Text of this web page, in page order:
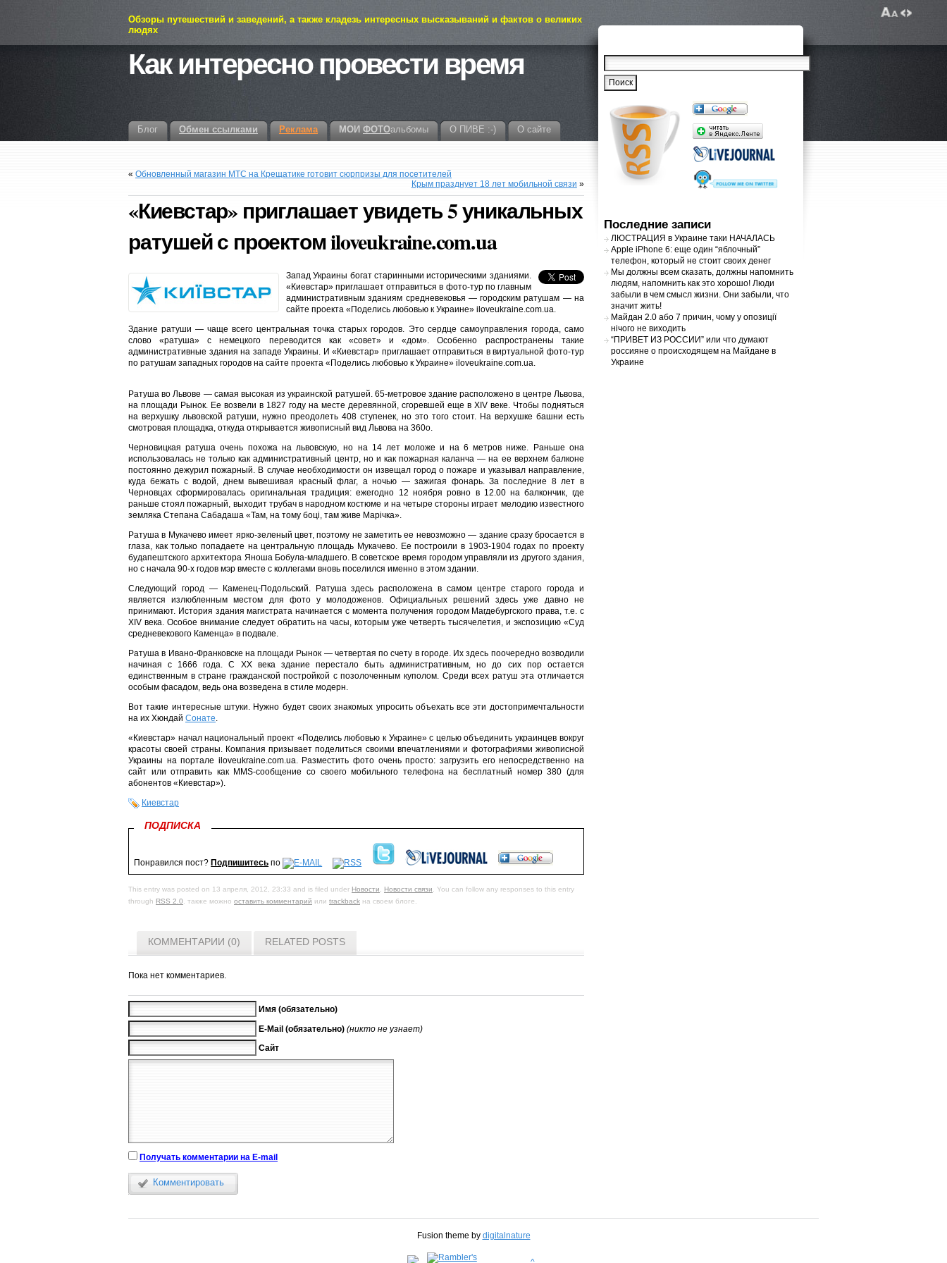
Обзоры путешествий и заведений, а также кладезь интересных высказываний и фактов о великих
людях
Как интересно провести время
Блог Обмен ссылками Реклама МОИ ФОТОальбомы О ПИВЕ :-) О сайте
« Обновленный магазин МТС на Крещатике готовит сюрпризы для посетителей
Крым празднует 18 лет мобильной связи »
«Киевстар» приглашает увидеть 5 уникальных
ратушей с проектом iloveukraine.com.ua
Запад Украины богат старинными историческими зданиями.
«Киевстар» приглашает отправиться в фото-тур по главным
административным зданиям средневековья — городским ратушам — на
сайте проекта «Поделись любовью к Украине» iloveukraine.com.ua.
Здание ратуши — чаще всего центральная точка старых городов. Это сердце самоуправления города, само
слово «ратуша» с немецкого переводится как «совет» и «дом». Особенно распространены такие
административные здания на западе Украины. И «Киевстар» приглашает отправиться в виртуальной фото-тур
по ратушам западных городов на сайте проекта «Поделись любовью к Украине» iloveukraine.com.ua.
Ратуша во Львове — самая высокая из украинской ратушей. 65-метровое здание расположено в центре Львова,
на площади Рынок. Ее возвели в 1827 году на месте деревянной, сгоревшей еще в XIV веке. Чтобы подняться
на верхушку львовской ратуши, нужно преодолеть 408 ступенек, но это того стоит. На верхушке башни есть
смотровая площадка, откуда открывается живописный вид Львова на 360о.
Черновицкая ратуша очень похожа на львовскую, но на 14 лет моложе и на 6 метров ниже. Раньше она
использовалась не только как административный центр, но и как пожарная каланча — на ее верхнем балконе
постоянно дежурил пожарный. В случае необходимости он извещал город о пожаре и указывал направление,
куда бежать с водой, днем вывешивая красный флаг, а ночью — зажигая фонарь. За последние 8 лет в
Черновцах сформировалась оригинальная традиция: ежегодно 12 ноября ровно в 12.00 на балкончик, где
раньше стоял пожарный, выходит трубач в народном костюме и на четыре стороны играет мелодию известного
земляка Степана Сабадаша «Там, на тому боці, там живе Марічка».
Ратуша в Мукачево имеет ярко-зеленый цвет, поэтому не заметить ее невозможно — здание сразу бросается в
глаза, как только попадаете на центральную площадь Мукачево. Ее построили в 1903-1904 годах по проекту
будапештского архитектора Яноша Бобула-младшего. В советское время городом управляли из другого здания,
но с начала 90-х годов мэр вместе с коллегами вновь поселился именно в этом здании.
Следующий город — Каменец-Подольский. Ратуша здесь расположена в самом центре старого города и
является излюбленным местом для фото у молодоженов. Официальных решений здесь уже давно не
принимают. История здания магистрата начинается с момента получения городом Магдебургского права, т.е. с
XIV века. Особое внимание следует обратить на часы, которым уже четверть тысячелетия, и экспозицию «Суд
средневекового Каменца» в подвале.
Ратуша в Ивано-Франковске на площади Рынок — четвертая по счету в городе. Их здесь поочередно возводили
начиная с 1666 года. С ХХ века здание перестало быть административным, но до сих пор остается
единственным в стране гражданской постройкой с позолоченным куполом. Среди всех ратуш эта отличается
особым фасадом, ведь она возведена в стиле модерн.
Вот такие интересные штуки. Нужно будет своих знакомых упросить объехать все эти достопримечтальности
на их Хюндай Сонате.
«Киевстар» начал национальный проект «Поделись любовью к Украине» с целью объединить украинцев вокруг
красоты своей страны. Компания призывает поделиться своими впечатлениями и фотографиями живописной
Украины на портале iloveukraine.com.ua. Разместить фото очень просто: загрузить его непосредственно на
сайт или отправить как MMS-сообщение со своего мобильного телефона на бесплатный номер 380 (для
абонентов «Киевстар»).
Киевстар
ПОДПИСКА
Понравился пост? Подпишитесь по
This entry was posted on 13 апреля, 2012, 23:33 and is filed under Новости, Новости связи. You can follow any responses to this entry
through RSS 2.0. также можно оставить комментарий или trackback на своем блоге.
КОММЕНТАРИИ (0) RELATED POSTS
Пока нет комментариев.
Имя (обязательно)
E-Mail (обязательно) (никто не узнает)
Сайт
Получать комментарии на E-mail
Комментировать
Последние записи
ЛЮСТРАЦИЯ в Украине таки НАЧАЛАСЬ
Apple iPhone 6: еще один “яблочный”
телефон, который не стоит своих денег
Мы должны всем сказать, должны напомнить
людям, напомнить как это хорошо! Люди
забыли в чем смысл жизни. Они забыли, что
значит жить!
Майдан 2.0 або 7 причин, чому у опозиції
нічого не виходить
“ПРИВЕТ ИЗ РОССИИ” или что думают
россияне о происходящем на Майдане в
Украине
Fusion theme by digitalnature